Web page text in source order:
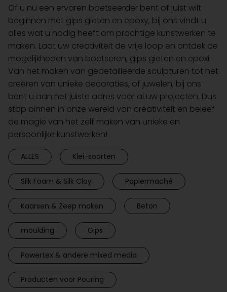
Of u nu een ervaren boetseerder bent of juist wilt
beginnen met gips gieten en epoxy, bij ons vindt u
alles wat u nodig heeft om prachtige kunstwerken te
maken. Laat uw creativiteit de vrije loop en ontdek de
mogelijkheden van boetseren, gips gieten en epoxi.
Van het maken van gedetailleerde sculpturen tot het
creëren van unieke decoraties, of juwelen, bij ons
bent u aan het juiste adres voor al uw projecten. Dus
stap binnen in onze wereld van creativiteit en beleef
de magie van het zelf maken van unieke en
persoonlijke kunstwerken!
ALLES Klei-soorten
Silk Foam & Silk Clay Papiermaché
Kaarsen & Zeep maken Beton
moulding Gips
Powertex & andere mixed media
Producten voor Pouring